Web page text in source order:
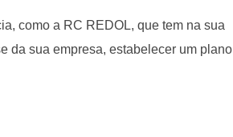
como a RC REDOL, que tem na sua
da sua empresa, estabelecer um plano